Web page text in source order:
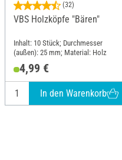
(32)
VBS Holzköpfe "Bären"
Inhalt: 10 Stück; Durchmesser
(außen): 25 mm; Material: Holz
4,99 €
In den Warenkorb